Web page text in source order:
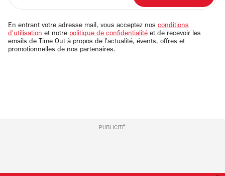
email
En entrant votre adresse mail, vous acceptez nos conditions
d'utilisation et notre politique de confidentialité et de recevoir les
emails de Time Out à propos de l'actualité, évents, offres et
promotionnelles de nos partenaires.
PUBLICITÉ